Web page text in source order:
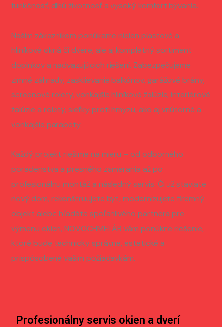
funkčnosť, dlhú životnosť a vysoký komfort bývania.
Našim zákazníkom ponúkame nielen plastové a
hliníkové okná či dvere, ale aj kompletný sortiment
doplnkov a nadväzujúcich riešení. Zabezpečujeme
zimné záhrady, zasklievanie balkónov, garážové brány,
screenové rolety, vonkajšie hliníkové žalúzie, interiérové
žalúzie a rolety, sieťky proti hmyzu, ako aj vnútorné a
vonkajšie parapety.
Každý projekt riešime na mieru – od odborného
poradenstva a presného zamerania až po
profesionálnu montáž a následný servis. Či už staviate
nový dom, rekonštruujete byt, modernizujete firemný
objekt alebo hľadáte spoľahlivého partnera pre
výmenu okien, NOVOCHMELÁR vám ponúkne riešenie,
ktoré bude technicky správne, estetické a
prispôsobené vašim požiadavkám.
Profesionálny servis okien a dverí